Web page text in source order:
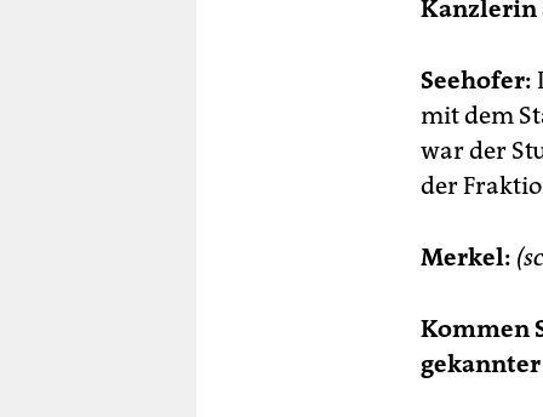
Kanzlerin
Seehofer:
mit dem
war der
der
Merkel:
Kommen